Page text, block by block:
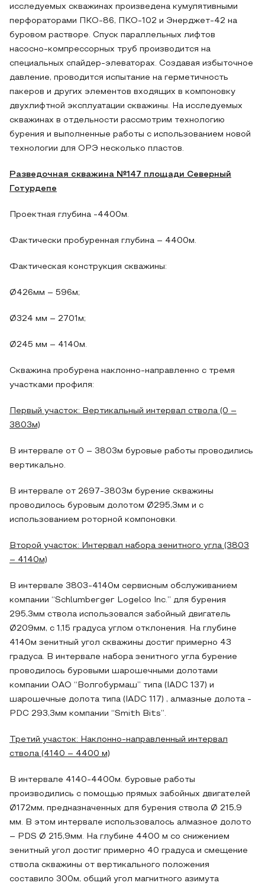
исследуемых скважинах произведена кумулятивными
перфораторами ПКО-86, ПКО-102 и Энерджет-42 на
буровом растворе. Спуск параллельных лифтов
насосно-компрессорных труб производится на
специальных спайдер-элеваторах. Создавая избыточное
давление, проводится испытание на герметичность
пакеров и других элементов входящих в компоновку
двухлифтной эксплуатации скважины. На исследуемых
скважинах в отдельности рассмотрим технологию
бурения и выполненные работы с использованием новой
технологии для ОРЭ несколько пластов.
Разведочная скважина №147 площади Северный
Готурдепе
Проектная глубина -4400м.
Фактически пробуренная глубина – 4400м.
Фактическая конструкция скважины:
Ø426мм – 596м;
Ø324 мм – 2701м;
Ø245 мм – 4140м.
Скважина пробурена наклонно-направленно с тремя
участками профиля:
Первый участок: Вертикальный интервал ствола (0 –
3803м)
В интервале от 0 – 3803м буровые работы проводились
вертикально.
В интервале от 2697-3803м бурение скважины
проводилось буровым долотом Ø295,3мм и с
использованием роторной компоновки.
Второй участок: Интервал набора зенитного угла (3803
– 4140м)
В интервале 3803-4140м сервисным обслуживанием
компании “Schlumberger Logelco Inc.” для бурения
295,3мм ствола использовался забойный двигатель
Ø209мм, с 1,15 градуса углом отклонения. На глубине
4140м зенитный угол скважины достиг примерно 43
градуса. В интервале набора зенитного угла бурение
проводилось буровыми шарошечными долотами
компании ОАО “Волгобурмаш” типа (IADС 137) и
шарошечные долота типа (IADС 117) , алмазные долота -
PDС 293,3мм компании “Smith Bits”.
Третий участок: Наклонно-направленный интервал
ствола (4140 – 4400 м)
В интервале 4140-4400м. буровые работы
производились с помощью прямых забойных двигателей
Ø172мм, предназначенных для бурения ствола Ø 215,9
мм. В этом интервале использовалось алмазное долото
– PDS Ø 215,9мм. На глубине 4400 м со снижением
зенитный угол достиг примерно 40 градуса и смещение
ствола скважины от вертикального положения
составило 300м, общий угол магнитного азимута